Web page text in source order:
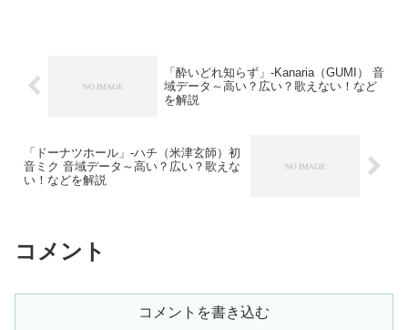
「酔いどれ知らず」-Kanaria（GUMI） 音
域データ～高い？広い？歌えない！など
を解説
「ドーナツホール」-ハチ（米津玄師）初
音ミク 音域データ～高い？広い？歌えな
い！などを解説
コメント
コメントを書き込む